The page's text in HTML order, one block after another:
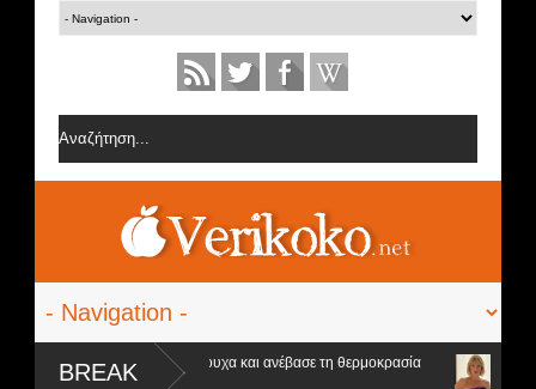
BREAK
έβαλε τα... μαύρα της εσώρουχα και ανέβασε τη θερμοκρασία
GNTM
θα